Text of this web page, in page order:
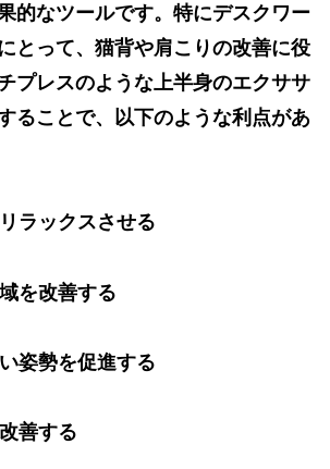
的なツールです。特にデスクワー
とって、猫背や肩こりの改善に役
プレスのような上半身のエクササ
ることで、以下のような利点があ
ラックスさせる
を改善する
姿勢を促進する
善する